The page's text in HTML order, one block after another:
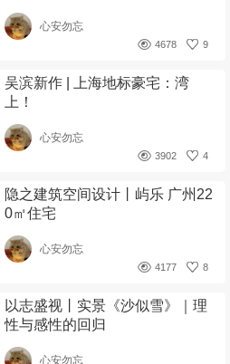
心安勿忘
9
4678
吴滨新作 | 上海地标豪宅：湾
上！
心安勿忘
4
3902
隐之建筑空间设计丨屿乐 广州22
0㎡住宅
心安勿忘
8
4177
以志盛视丨实景《沙似雪》｜理
性与感性的回归
心安勿忘